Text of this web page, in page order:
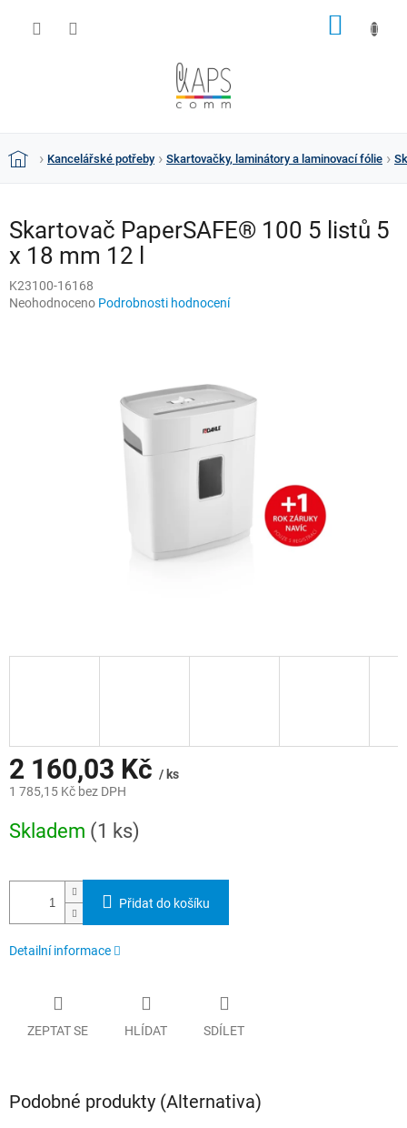
DomůKancelářské potřeby Skartovačky, laminátory a laminovací fólie
Skartovač PaperSAFE® 100 5 listů 5
x 18 mm 12 l
K23100-16168
Průměrné
Neohodnoceno Podrobnosti hodnocení
2 160,03 Kč / ks
1 785,15 Kč bez DPH
cena:
Skladem (1 ks)
Přidat do košíku
Detailní informace
ZEPTAT SE HLÍDAT SDÍLET
Podobné produkty (Alternativa)